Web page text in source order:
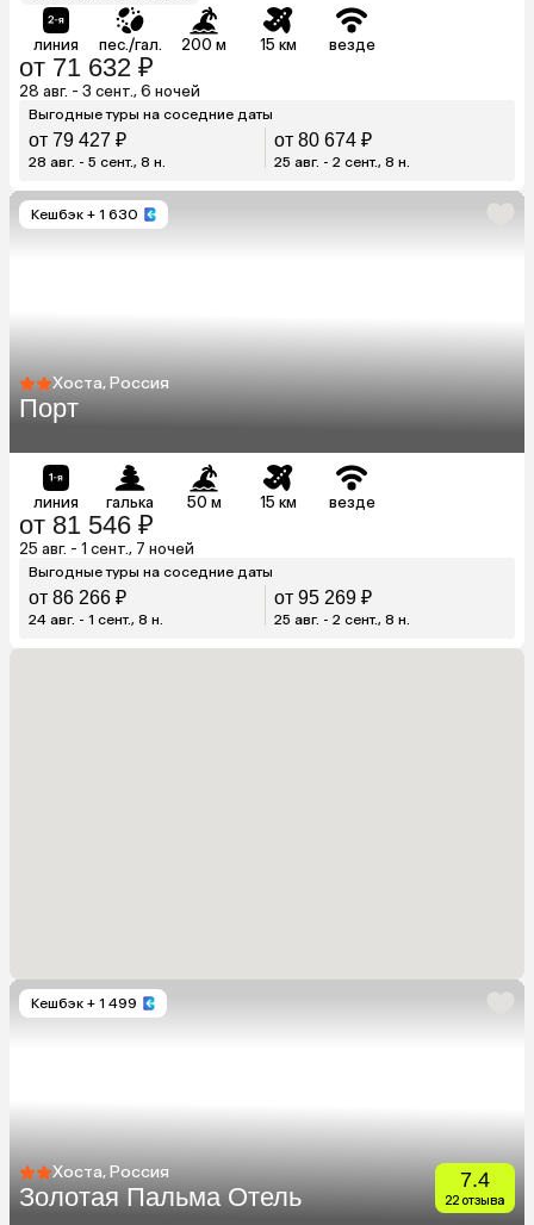
линия пес./гал. 200 м 15 км везде
от 71 632 ₽
28 авг. - 3 сент., 6 ночей
Выгодные туры на соседние даты
от 79 427 ₽
28 авг. - 5 сент., 8 н.
от 80 674 ₽
25 авг. - 2 сент., 8 н.
Кешбэк + 1 630
Хоста, Россия
Порт
линия галька 50 м 15 км везде
от 81 546 ₽
25 авг. - 1 сент., 7 ночей
Выгодные туры на соседние даты
от 86 266 ₽
24 авг. - 1 сент., 8 н.
от 95 269 ₽
25 авг. - 2 сент., 8 н.
Кешбэк + 1 499
Хоста, Россия
Золотая Пальма Отель
7.4
22 отзыва